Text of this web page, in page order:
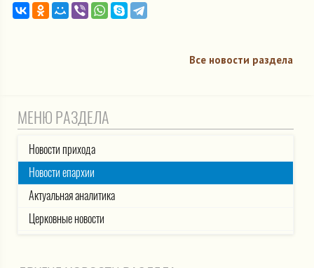
Все новости раздела
МЕНЮ РАЗДЕЛА
Новости прихода
Новости епархии
Актуальная аналитика
Церковные новости